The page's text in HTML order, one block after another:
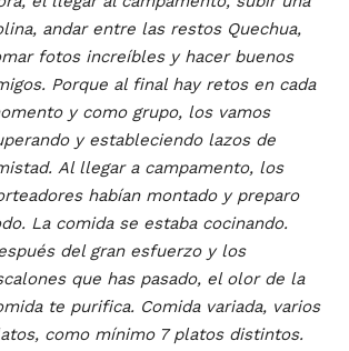
andar entre las restos Quechua,
fotos increíbles y hacer buenos
Porque al final hay retos en cada
y como grupo, los vamos
y estableciendo lazos de
Al llegar a campamento, los
habían montado y preparo
La comida se estaba cocinando.
del gran esfuerzo y los
que has pasado, el olor de la
te purifica. Comida variada, varios
como mínimo 7 platos distintos.